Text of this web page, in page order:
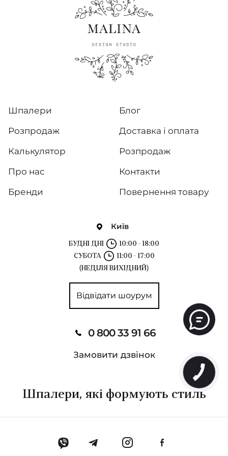
Київ
БУДНІ ДНІ
10:00 - 18:00
СУБОТА
11:00 - 17:00
(НЕДІЛЯ ВИХІДНИЙ)
Відвідати шоурум
0 800 33 91 66
Замовити дзвінок
Шпалери
Розпродаж
Калькулятор
Про нас
Бренди
Блог
Доставка і оплата
Розпродаж
Контакти
Повернення товару
Шпалери, які формують стиль